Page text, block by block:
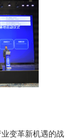
变革新机遇的战